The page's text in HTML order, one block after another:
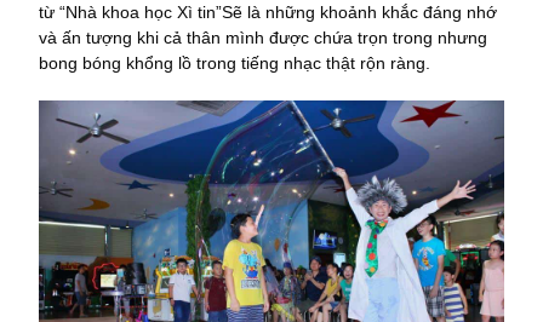
từ “Nhà khoa học Xì tin”Sẽ là những khoảnh khắc đáng nhớ
và ấn tượng khi cả thân mình được chứa trọn trong nhưng
bong bóng khổng lồ trong tiếng nhạc thật rộn ràng.